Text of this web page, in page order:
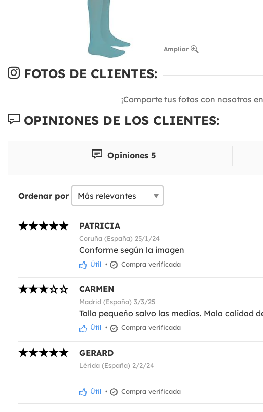
Ampliar
FOTOS DE CLIENTES:
¡Comparte tus fotos con nosotros en
OPINIONES DE LOS CLIENTES:
Opiniones 5
Ordenar por
PATRICIA
Coruña (España) 25/1/24
Conforme según la imagen
Útil • Compra verificada
CARMEN
Madrid (España) 3/3/25
Talla pequeño salvo las medias. Mala calidad
Útil • Compra verificada
GERARD
Lérida (España) 2/2/24
Útil • Compra verificada